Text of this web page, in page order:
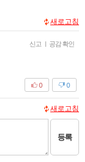
새로고침
신고 | 공감 확인
0
0
새로고침
등록